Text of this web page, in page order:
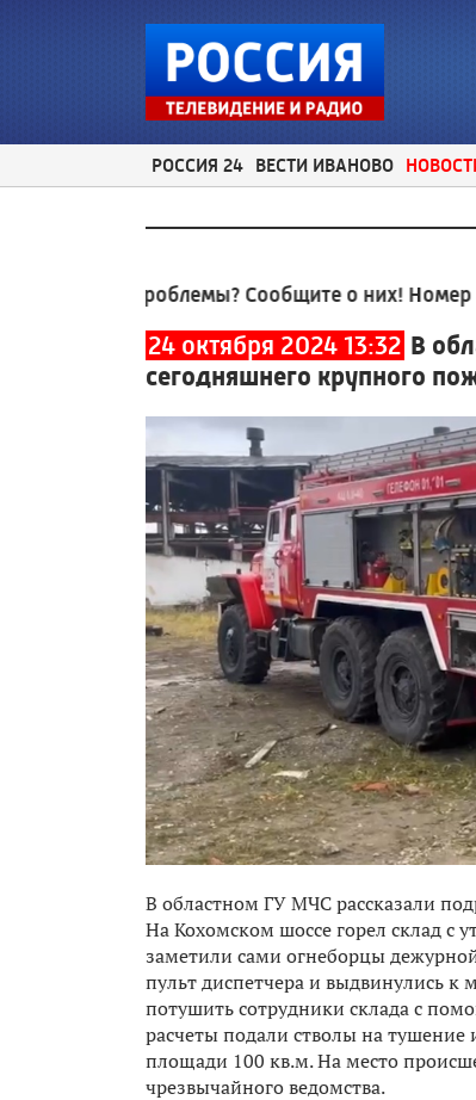
РОССИЯ 24 ВЕСТИ ИВАНОВО
проблемы? Сообщите о них! Номер
24 октября 2024 13:32 В
сегодняшнего крупного
В областном ГУ МЧС рассказали
На Кохомском шоссе горел склад с
заметили сами огнеборцы
пульт диспетчера и выдвинулись к
потушить сотрудники склада с
расчеты подали стволы на
площади 100 кв.м. На место
чрезвычайного ведомства.